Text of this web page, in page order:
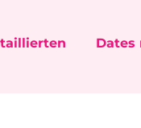
Dates